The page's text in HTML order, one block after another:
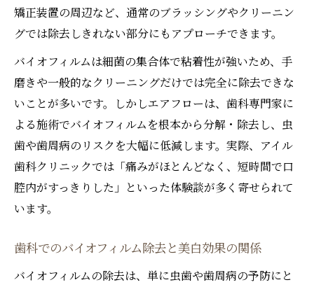
矯正装置の周辺など、通常のブラッシングやクリーニン
グでは除去しきれない部分にもアプローチできます。
バイオフィルムは細菌の集合体で粘着性が強いため、手
磨きや一般的なクリーニングだけでは完全に除去できな
いことが多いです。しかしエアフローは、歯科専門家に
よる施術でバイオフィルムを根本から分解・除去し、虫
歯や歯周病のリスクを大幅に低減します。実際、アイル
歯科クリニックでは「痛みがほとんどなく、短時間で口
腔内がすっきりした」といった体験談が多く寄せられて
います。
歯科でのバイオフィルム除去と美白効果の関係
バイオフィルムの除去は、単に虫歯や歯周病の予防にと